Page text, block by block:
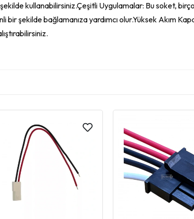
kullanabilirsiniz.Çeşitli Uygulamalar: Bu soket,
şekilde bağlamanıza yardımcı olur.Yüksek Akım